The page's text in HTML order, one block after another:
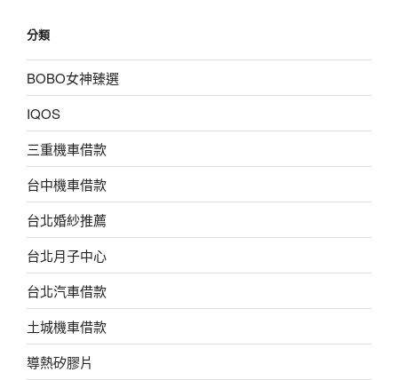
分類
BOBO女神臻選
IQOS
三重機車借款
台中機車借款
台北婚紗推薦
台北月子中心
台北汽車借款
土城機車借款
導熱矽膠片